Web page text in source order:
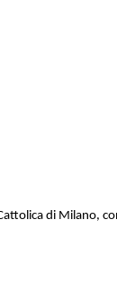
di Milano,